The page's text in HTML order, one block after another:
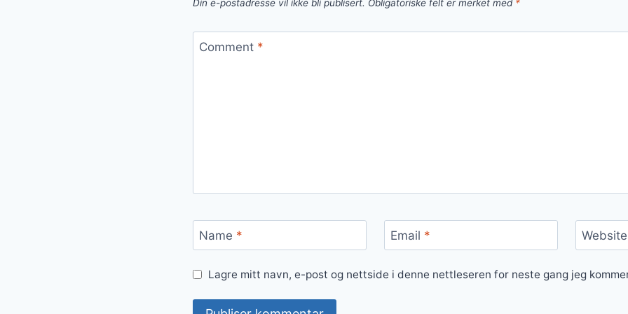
Din e-postadresse vil ikke bli publisert. Obligatoriske felt er merket med *
Comment *
Name * Email * Website
Lagre mitt navn, e-post og nettside i denne nettleseren for neste gang jeg